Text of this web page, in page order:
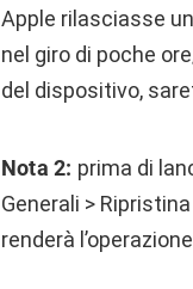
Apple rilasciasse
nel giro di poche
del dispositivo,
Nota 2: prima di
Generali >
renderà